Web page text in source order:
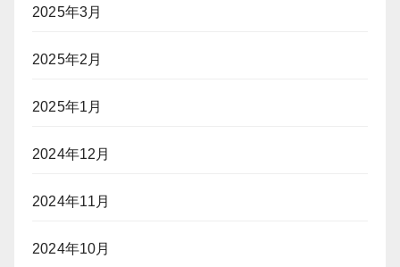
2025年3月
2025年2月
2025年1月
2024年12月
2024年11月
2024年10月